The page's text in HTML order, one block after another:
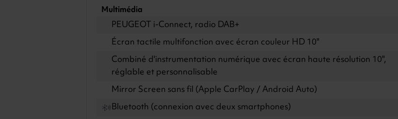
Multimédia
PEUGEOT i-Connect, radio DAB+
Écran tactile multifonction avec écran couleur HD 10"
Combiné d'instrumentation numérique avec écran haute résolution 10",
réglable et personnalisable
Mirror Screen sans fil (Apple CarPlay / Android Auto)
Bluetooth (connexion avec deux smartphones)